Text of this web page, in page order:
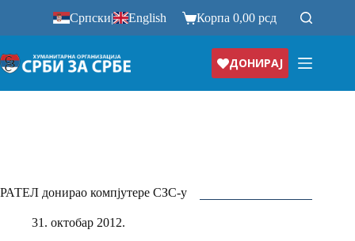
Српски| English Корпа0,00рсд
ДОНИРАЈ
РАТЕЛ донирао компјутере СЗС-у
31. октобар 2012.